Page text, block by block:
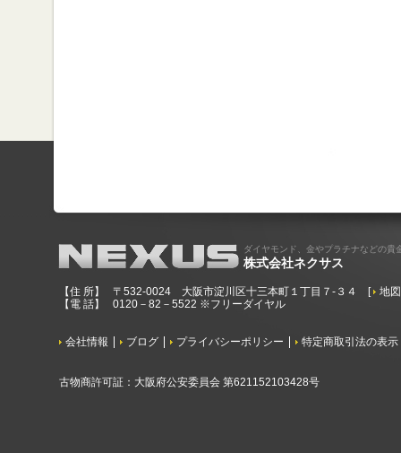
ダイヤモンド、金やプラチナなどの貴
株式会社ネクサス
【住 所】 〒532-0024 大阪市淀川区十三本町１丁目７-３４ [
地
【電 話】
0120－82－5522 ※フリーダイヤル
会社情報 ブログ プライバシーポリシー 特定商取引法の表示
古物商許可証：大阪府公安委員会 第621152103428号